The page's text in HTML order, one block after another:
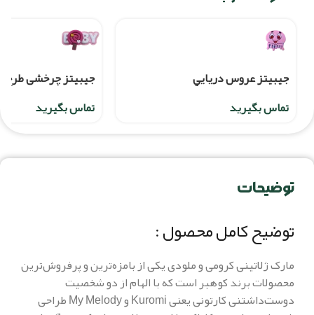
جيبيتز عروس دريايي
تماس بگیرید
جیبیتز چرخشی طرح Baby آبنبات
تماس بگیرید
توضیحات
توضیح کامل محصول :
مارک ژلاتینی کرومی و ملودی یکی از بامزه‌ترین و پرفروش‌ترین
محصولات برند کوهبر است که با الهام از دو شخصیت
دوست‌داشتنی کارتونی یعنی Kuromi و My Melody طراحی